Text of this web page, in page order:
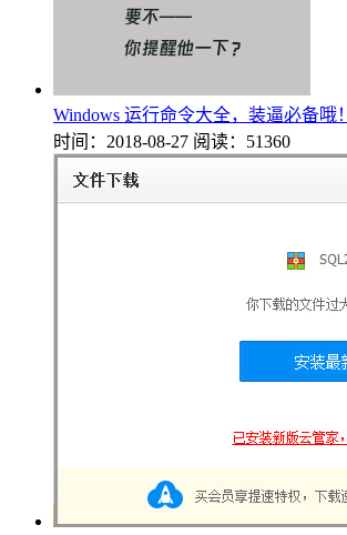
Windows 运行命令大全，装逼必备哦！
时间：2018-08-27 阅读：51360